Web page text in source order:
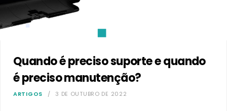
Quando é preciso suporte e quando
é preciso manutenção?
ARTIGOS 3 DE OUTUBRO DE 2022